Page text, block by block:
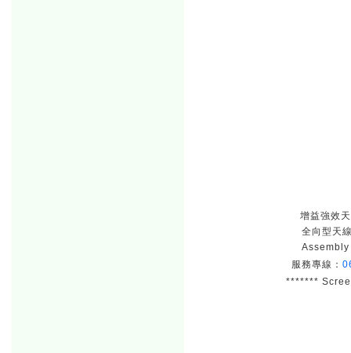
增益強效
全向型天
Assembly
服務專線：
*******